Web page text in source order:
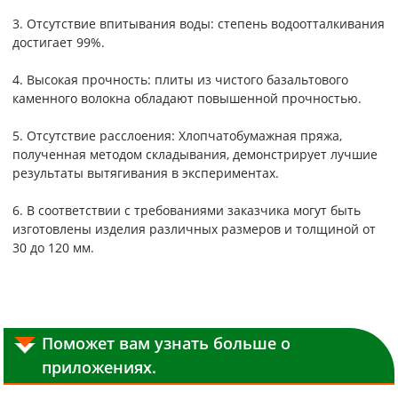
3. Отсутствие впитывания воды: степень водоотталкивания
достигает 99%.
4. Высокая прочность: плиты из чистого базальтового
каменного волокна обладают повышенной прочностью.
5. Отсутствие расслоения: Хлопчатобумажная пряжа,
полученная методом складывания, демонстрирует лучшие
результаты вытягивания в экспериментах.
6. В соответствии с требованиями заказчика могут быть
изготовлены изделия различных размеров и толщиной от
30 до 120 мм.
Поможет вам узнать больше о
приложениях.